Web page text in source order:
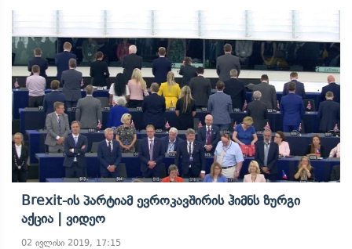
Brexit-Ის Პარტიამ Ევროკავშირის Ჰიმნს Ზურგი
Აქცია | Ვიდეო
02 ივლისი 2019, 17:15